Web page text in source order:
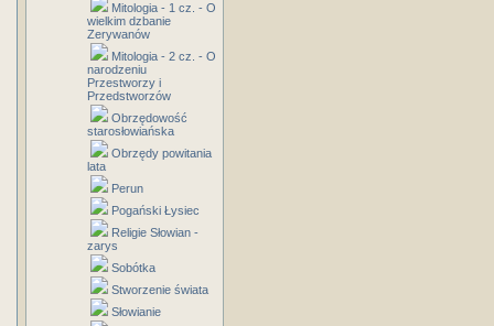
Mitologia - 1 cz. - O
wielkim dzbanie
Zerywanów
Mitologia - 2 cz. - O
narodzeniu
Przestworzy i
Przedstworzów
Obrzędowość
starosłowiańska
Obrzędy powitania
lata
Perun
Pogański Łysiec
Religie Słowian -
zarys
Sobótka
Stworzenie świata
Słowianie